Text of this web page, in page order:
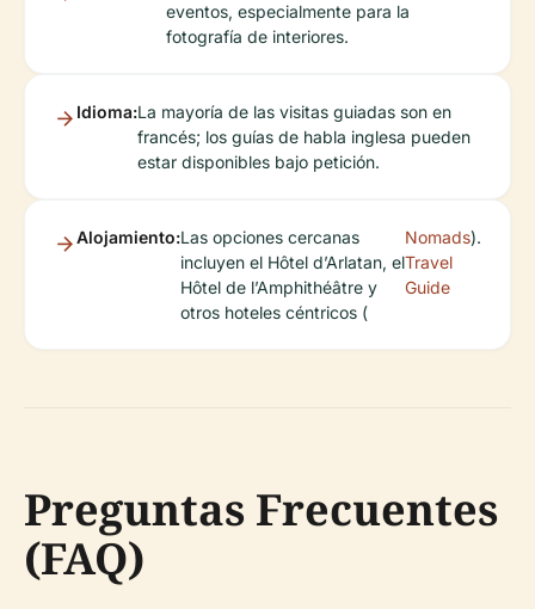
eventos, especialmente para la
fotografía de interiores.
Idioma:La mayoría de las visitas guiadas son en
francés; los guías de habla inglesa pueden
estar disponibles bajo petición.
Alojamiento:Las opciones cercanas
incluyen el Hôtel d’Arlatan, el
Hôtel de l’Amphithéâtre y
otros hoteles céntricos (
Nomads
Travel
Guide
).
Preguntas Frecuentes
(FAQ)